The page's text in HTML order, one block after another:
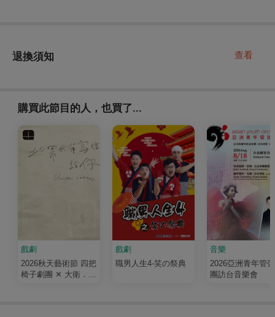
退換須知 查看
購買此節目的人，也買了...
戲劇
2026秋天藝術節 四把
椅子劇團 ✕ 大衛．吉
戲劇
職男人生4-笑の祭典
音樂
2026亞洲青年管
團訪台音樂會